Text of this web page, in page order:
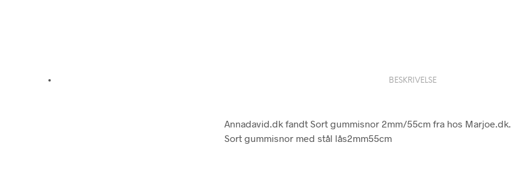
BESKRIVELSE
Annadavid.dk fandt Sort gummisnor 2mm/55cm fra hos Marjoe.dk.
Sort gummisnor med stål lås2mm55cm